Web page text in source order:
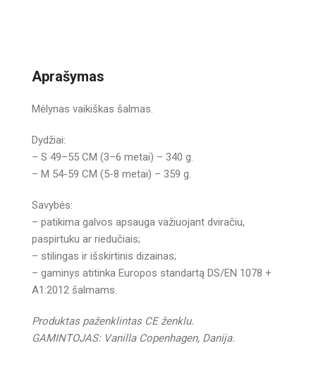
Aprašymas
Mėlynas vaikiškas šalmas.
Dydžiai:
– S 49–55 CM (3–6 metai) – 340 g.
– M 54-59 CM (5-8 metai) – 359 g.
Savybės:
– patikima galvos apsauga važiuojant dviračiu,
paspirtuku ar riedučiais;
– stilingas ir išskirtinis dizainas;
– gaminys atitinka Europos standartą DS/EN 1078 +
A1:2012 šalmams.
Produktas paženklintas CE ženklu.
GAMINTOJAS: Vanilla Copenhagen, Danija.